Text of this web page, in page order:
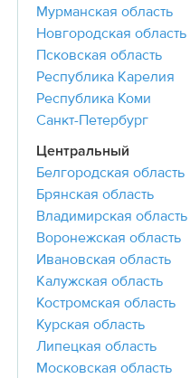
Мурманская область
Новгородская область
Псковская область
Республика Карелия
Республика Коми
Санкт-Петербург
Центральный
Белгородская область
Брянская область
Владимирская область
Воронежская область
Ивановская область
Калужская область
Костромская область
Курская область
Липецкая область
Московская область